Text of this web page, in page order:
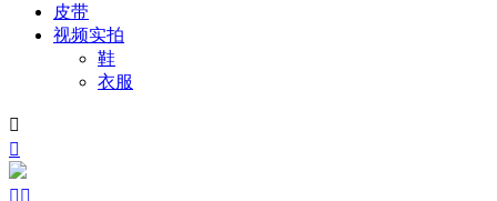
皮带
视频实拍
鞋
衣服


 